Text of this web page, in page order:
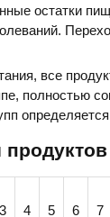
остатки
все
полностью
3 4 5 6 7